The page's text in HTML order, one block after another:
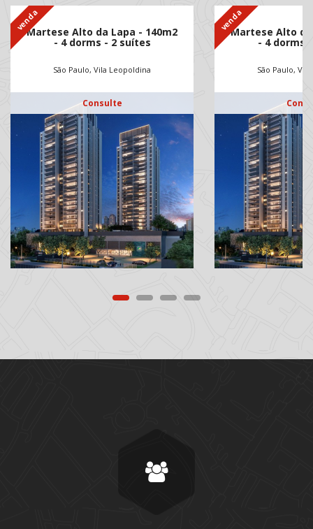
Martese Alto da Lapa - 140m2
- 4 dorms - 2 suítes
São Paulo, Vila Leopoldina
venda
Consulte
Martese Alto da
- 4 dorms
São Paulo,
venda